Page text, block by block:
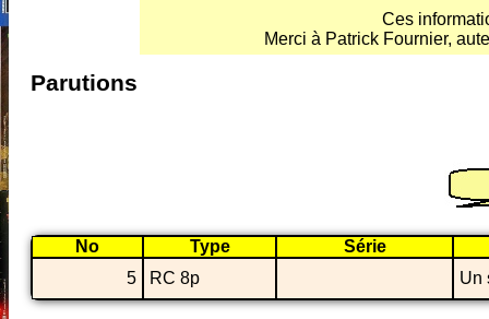
Ces
Merci à Patrick Fournier,
Parutions
No Type
Série
5
RC 8p Un